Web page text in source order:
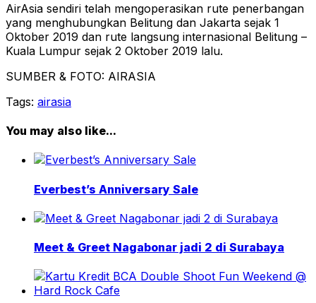
AirAsia sendiri telah mengoperasikan rute penerbangan
yang menghubungkan Belitung dan Jakarta sejak 1
Oktober 2019 dan rute langsung internasional Belitung –
Kuala Lumpur sejak 2 Oktober 2019 lalu.
SUMBER & FOTO: AIRASIA
Tags: airasia
You may also like...
Everbest’s Anniversary Sale
Meet & Greet Nagabonar jadi 2 di Surabaya